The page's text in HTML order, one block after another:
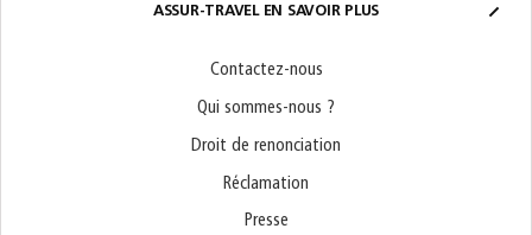
ASSUR-TRAVEL EN SAVOIR PLUS
Contactez-nous
Qui sommes-nous ?
Droit de renonciation
Réclamation
Presse